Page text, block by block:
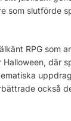
som slutförde
RPG som
där
också